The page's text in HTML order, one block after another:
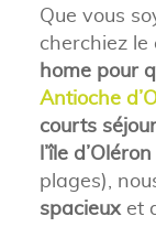
Que vous
cherchiez le
home pour
Antioche
courts
l’île d’Oléron
plages),
spacieuxet